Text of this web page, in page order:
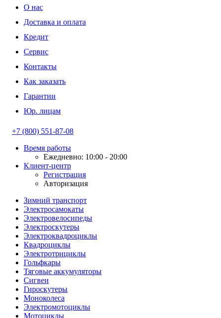
О нас
Доставка и оплата
Кредит
Сервис
Контакты
Как заказать
Гарантии
Юр. лицам
+7 (800) 551-87-08
Время работы
Ежедневно: 10:00 - 20:00
Клиент-центр
Регистрация
Авторизация
Зимний транспорт
Электросамокаты
Электровелосипеды
Электроскутеры
Электроквадроциклы
Квадроциклы
Электротрициклы
Гольфкары
Тяговые аккумуляторы
Сигвеи
Гироскутеры
Моноколеса
Электромотоциклы
Мотоциклы